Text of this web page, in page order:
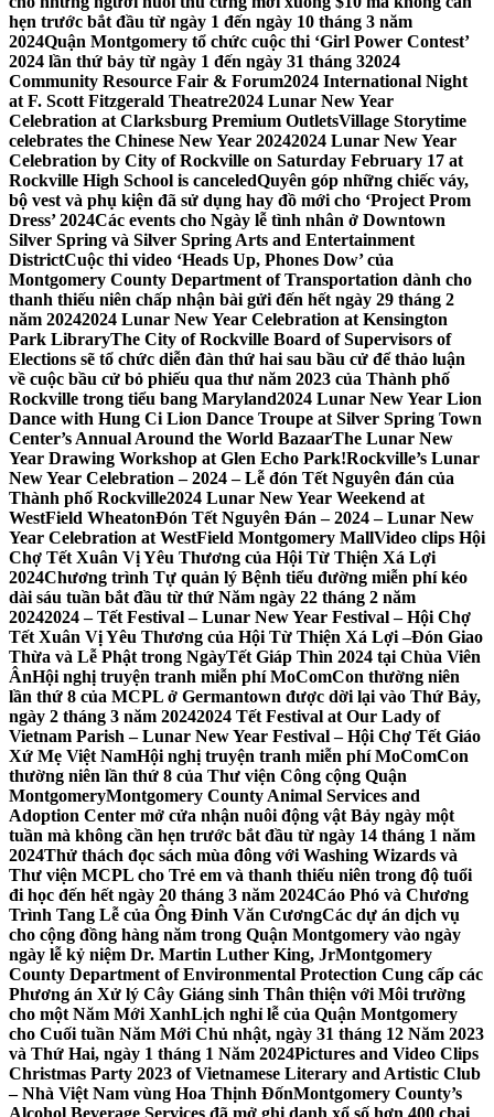
hẹn trước bắt đầu từ ngày 1 đến ngày 10 tháng 3 năm
2024Quận Montgomery tổ chức cuộc thi ‘Girl Power Contest’
2024 lần thứ bảy từ ngày 1 đến ngày 31 tháng 32024
Community Resource Fair & Forum2024 International Night
at F. Scott Fitzgerald Theatre2024 Lunar New Year
Celebration at Clarksburg Premium OutletsVillage Storytime
celebrates the Chinese New Year 20242024 Lunar New Year
Celebration by City of Rockville on Saturday February 17 at
Rockville High School is canceledQuyên góp những chiếc váy,
bộ vest và phụ kiện đã sử dụng hay đồ mới cho ‘Project Prom
Dress’ 2024Các events cho Ngày lễ tình nhân ở Downtown
Silver Spring và Silver Spring Arts and Entertainment
DistrictCuộc thi video ‘Heads Up, Phones Dow’ của
Montgomery County Department of Transportation dành cho
thanh thiếu niên chấp nhận bài gửi đến hết ngày 29 tháng 2
năm 20242024 Lunar New Year Celebration at Kensington
Park LibraryThe City of Rockville Board of Supervisors of
Elections sẽ tổ chức diễn đàn thứ hai sau bầu cử để thảo luận
về cuộc bầu cử bỏ phiếu qua thư năm 2023 của Thành phố
Rockville trong tiểu bang Maryland2024 Lunar New Year Lion
Dance with Hung Ci Lion Dance Troupe at Silver Spring Town
Center’s Annual Around the World BazaarThe Lunar New
Year Drawing Workshop at Glen Echo Park!Rockville’s Lunar
New Year Celebration – 2024 – Lễ đón Tết Nguyên đán của
Thành phố Rockville2024 Lunar New Year Weekend at
WestField WheatonĐón Tết Nguyên Đán – 2024 – Lunar New
Year Celebration at WestField Montgomery MallVideo clips Hội
Chợ Tết Xuân Vị Yêu Thương của Hội Từ Thiện Xá Lợi
2024Chương trình Tự quản lý Bệnh tiểu đường miễn phí kéo
dài sáu tuần bắt đầu từ thứ Năm ngày 22 tháng 2 năm
20242024 – Tết Festival – Lunar New Year Festival – Hội Chợ
Tết Xuân Vị Yêu Thương của Hội Từ Thiện Xá Lợi –Đón Giao
Thừa và Lễ Phật trong NgàyTết Giáp Thìn 2024 tại Chùa Viên
ÂnHội nghị truyện tranh miễn phí MoComCon thường niên
lần thứ 8 của MCPL ở Germantown được dời lại vào Thứ Bảy,
ngày 2 tháng 3 năm 20242024 Tết Festival at Our Lady of
Vietnam Parish – Lunar New Year Festival – Hội Chợ Tết Giáo
Xứ Mẹ Việt NamHội nghị truyện tranh miễn phí MoComCon
thường niên lần thứ 8 của Thư viện Công cộng Quận
MontgomeryMontgomery County Animal Services and
Adoption Center mở cửa nhận nuôi động vật Bảy ngày một
tuần mà không cần hẹn trước bắt đầu từ ngày 14 tháng 1 năm
2024Thử thách đọc sách mùa đông với Washing Wizards và
Thư viện MCPL cho Trẻ em và thanh thiếu niên trong độ tuổi
đi học đến hết ngày 20 tháng 3 năm 2024Cáo Phó và Chương
Trình Tang Lễ của Ông Đinh Văn CươngCác dự án dịch vụ
cho cộng đồng hàng năm trong Quận Montgomery vào ngày
ngày lễ kỷ niệm Dr. Martin Luther King, JrMontgomery
County Department of Environmental Protection Cung cấp các
Phương án Xử lý Cây Giáng sinh Thân thiện với Môi trường
cho một Năm Mới XanhLịch nghỉ lễ của Quận Montgomery
cho Cuối tuần Năm Mới Chủ nhật, ngày 31 tháng 12 Năm 2023
và Thứ Hai, ngày 1 tháng 1 Năm 2024Pictures and Video Clips
Christmas Party 2023 of Vietnamese Literary and Artistic Club
– Nhà Việt Nam vùng Hoa Thịnh ĐốnMontgomery County’s
Alcohol Beverage Services đã mở ghi danh xổ số hơn 400 chai